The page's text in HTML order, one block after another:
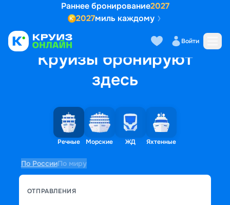
Раннее бронирование2027
2027миль каждому
Войти
Круизы бронируют
здесь
Речные Морские ЖД Яхтенные
По РоссииПо миру
ОТПРАВЛЕНИЯ